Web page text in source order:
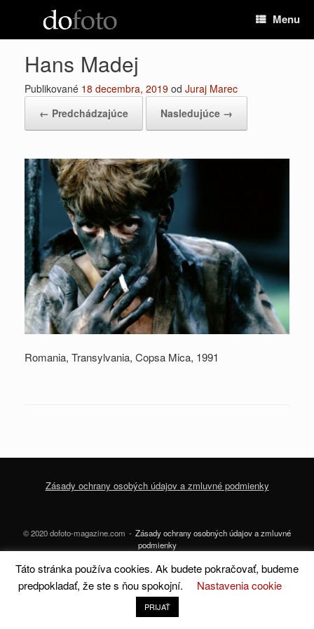
Menu
Hans Madej
Publikované 18 decembra, 2019 od Juraj Marec
← Predchádzajúce
Nasledujúce →
Romania, Transylvania, Copsa Mica, 1991
Zásady ochrany osobých údajov a zmluvné podmienky
© 2020 dofoto-magazine.com
Zásady ochrany osobných údajov a zmluvné
podmienky
ASiteOriginTheme
Táto stránka používa cookies. Ak budete pokračovať, budeme
predpokladať, že ste s ňou spokojní.
Nastavenia cookie
PRIJAŤ